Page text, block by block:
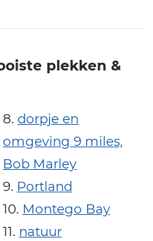
plekken &
dorpje en
omgeving 9 miles,
Bob Marley
Portland
Montego Bay
natuur